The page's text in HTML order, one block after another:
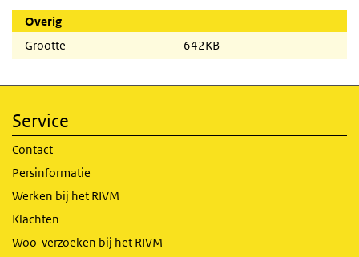
Overig
Grootte
642KB
Service
Contact
Persinformatie
Werken bij het RIVM
Klachten
Woo-verzoeken bij het RIVM